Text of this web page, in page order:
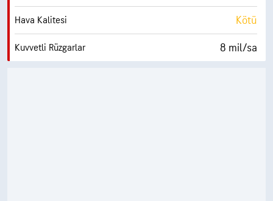
Hava Kalitesi Kötü
Kuvvetli Rüzgarlar 8 mil/sa